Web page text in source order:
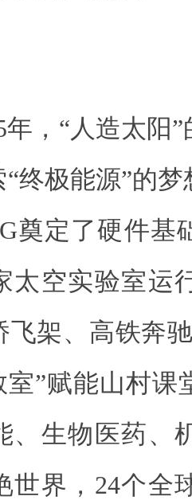
年，“人造太阳
终极能源”的
奠定了硬件基
太空实验室运
飞架、高铁奔
室”赋能山村
、生物医药、
世界，24个全